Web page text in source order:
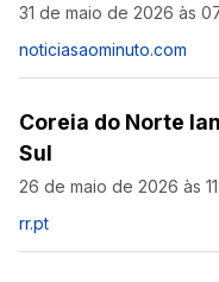
31 de maio de 2026 às
noticiasaominuto.com
Coreia do Norte
Sul
26 de maio de 2026 às
rr.pt